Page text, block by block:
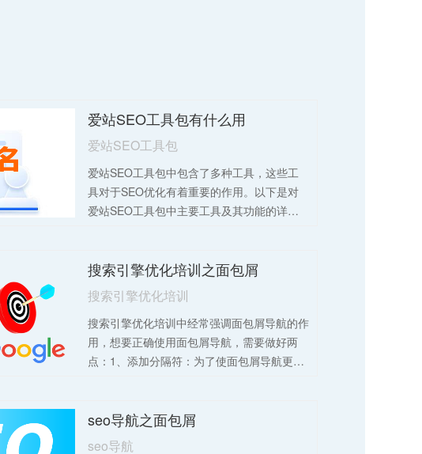
爱站SEO工具包有什么用
爱站SEO工具包
爱站SEO工具包中包含了多种工具，这些工
具对于SEO优化有着重要的作用。以下是对
爱站SEO工具包中主要工具及其功能的详细
用：帮助网站管理员快速了解网站的SEO状
提高网站在搜索引擎中的排名。2、关键词监
控工具：功能：包括关键词排名实时查询、关
键词指数查询、排名变化监控、历史排名查
询、排名数据分析等。作用：帮助网站管理员
效的关键词优化策略。
搜索引擎优化培训之面包屑
搜索引擎优化培训
搜索引擎优化培训中经常强调面包屑导航的作
用，想要正确使用面包屑导航，需要做好两
点：1、添加分隔符：为了使面包屑导航更加
试：测试面包屑导航是否正常工作，确保所有
seo导航之面包屑
seo导航